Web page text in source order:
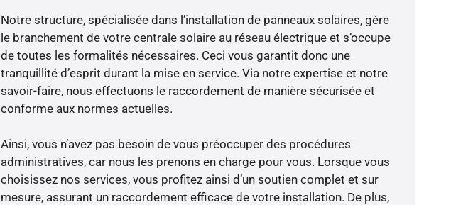
Notre structure, spécialisée dans l’installation de panneaux solaires, gère
le branchement de votre centrale solaire au réseau électrique et s’occupe
de toutes les formalités nécessaires. Ceci vous garantit donc une
tranquillité d’esprit durant la mise en service. Via notre expertise et notre
savoir-faire, nous effectuons le raccordement de manière sécurisée et
conforme aux normes actuelles.
Ainsi, vous n’avez pas besoin de vous préoccuper des procédures
administratives, car nous les prenons en charge pour vous. Lorsque vous
choisissez nos services, vous profitez ainsi d’un soutien complet et sur
mesure, assurant un raccordement efficace de votre installation. De plus,